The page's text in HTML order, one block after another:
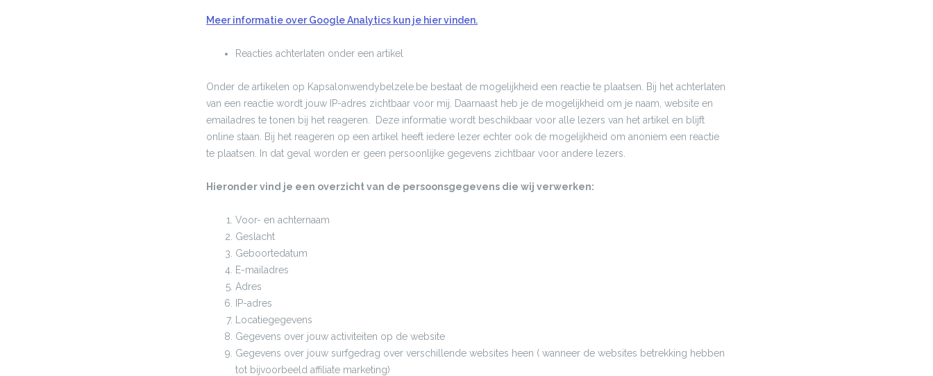
Meer informatie over Google Analytics kun je hier vinden.
Reacties achterlaten onder een artikel
Onder de artikelen op Kapsalonwendybelzele.be bestaat de mogelijkheid een reactie te plaatsen. Bij het achterlaten
van een reactie wordt jouw IP-adres zichtbaar voor mij. Daarnaast heb je de mogelijkheid om je naam, website en
emailadres te tonen bij het reageren. Deze informatie wordt beschikbaar voor alle lezers van het artikel en blijft
online staan. Bij het reageren op een artikel heeft iedere lezer echter ook de mogelijkheid om anoniem een reactie
te plaatsen. In dat geval worden er geen persoonlijke gegevens zichtbaar voor andere lezers.
Hieronder vind je een overzicht van de persoonsgegevens die wij verwerken:
Voor- en achternaam
Geslacht
Geboortedatum
E-mailadres
Adres
IP-adres
Locatiegegevens
Gegevens over jouw activiteiten op de website
Gegevens over jouw surfgedrag over verschillende websites heen ( wanneer de websites betrekking hebben
tot bijvoorbeeld affiliate marketing)